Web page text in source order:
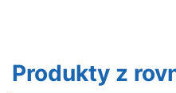
Produkty z